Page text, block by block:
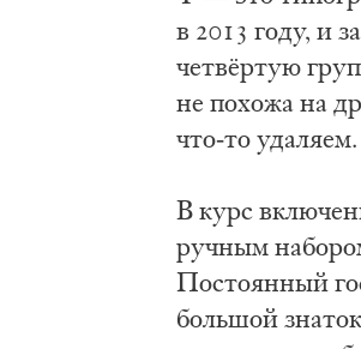
в 2013 году, и
четвёртую
не похожа на
что-то удаляем.
В курс
ручным
Постоянный
большой